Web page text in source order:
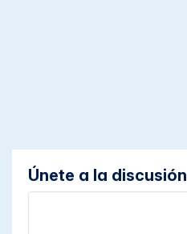
Únete a la discusión